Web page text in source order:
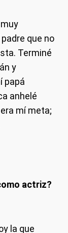
que no
Terminé
y
papá
anhelé
mí meta;
actriz?
la que